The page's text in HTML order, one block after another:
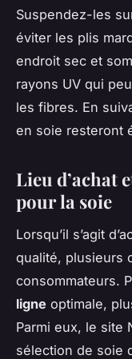
Suspendez-les
éviter les plis
endroit sec et
rayons UV qui
les fibres. En
en soie resteront
Lieu d’achat
pour la soie
Lorsqu’il s’agit
qualité, plusieurs
consommateurs.
ligne optimale,
Parmi eux, le site
sélection de soie